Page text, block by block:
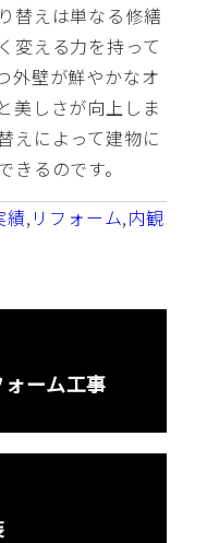
替えは単なる修繕
変える力を持って
外壁が鮮やかなオ
美しさが向上しま
えによって建物に
るのです。
績, リフォーム,内観
ーム工事